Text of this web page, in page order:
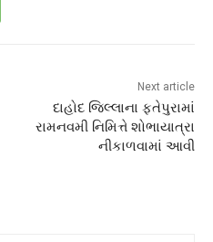
Next article
દાહોદ જિલ્લાના ફતેપુરામાં
રામનવમી નિમિત્તે શોભાયાત્રા
નીકાળવામાં આવી